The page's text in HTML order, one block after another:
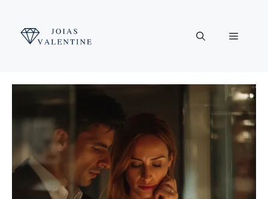
Menu